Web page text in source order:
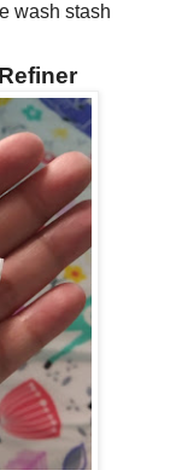
wash stash